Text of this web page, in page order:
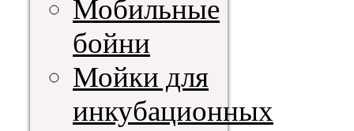
Мобильные
бойни
Мойки для
инкубационных